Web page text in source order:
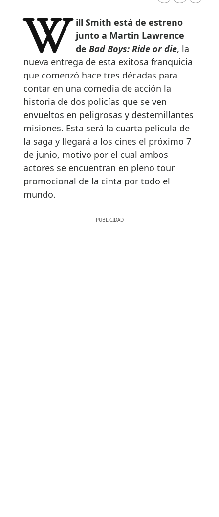
Will Smith está de estreno junto a Martin Lawrence
de Bad Boys: Ride or die, la
nueva entrega de esta exitosa franquicia
que comenzó hace tres décadas para
contar en una comedia de acción la
historia de dos policías que se ven
envueltos en peligrosas y desternillantes
misiones. Esta será la cuarta película de
la saga y llegará a los cines el próximo 7
de junio, motivo por el cual ambos
actores se encuentran en pleno tour
promocional de la cinta por todo el
mundo.